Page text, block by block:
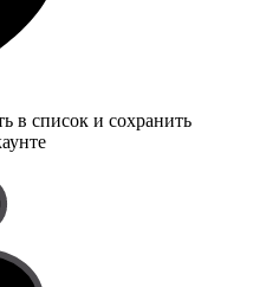
в список и сохранить